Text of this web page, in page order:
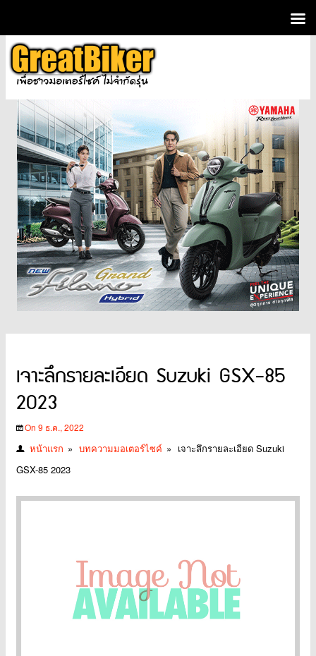
เจาะลึกรายละเอียด Suzuki GSX-85
2023
On 9 ธ.ค., 2022
หน้าแรก » บทความมอเตอร์ไซค์ » เจาะลึกรายละเอียด Suzuki
GSX-85 2023